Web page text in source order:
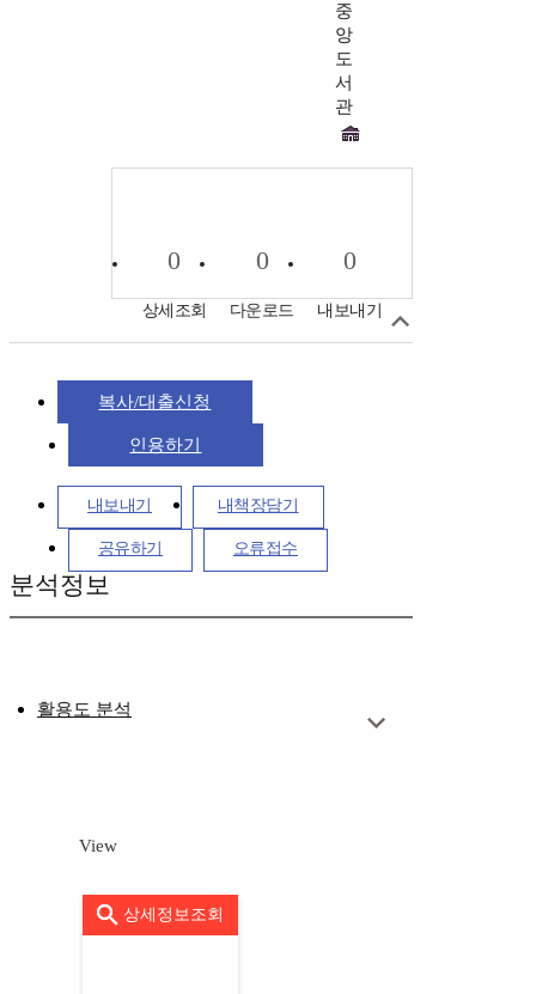
중
앙
도
서
관
0
상세조회
0
다운로드
0
내보내기
복사/대출신청
인용하기
내보내기 내책장담기
공유하기 오류접수
분석정보
활용도 분석
View
상세정보조회